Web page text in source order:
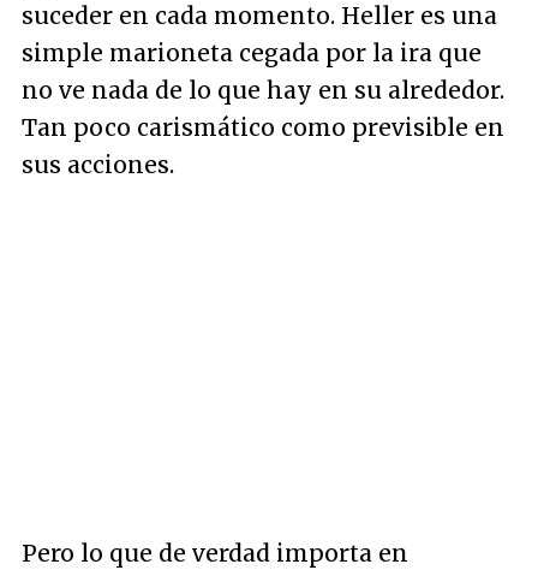
suceder en cada momento. Heller es una
simple marioneta cegada por la ira que
no ve nada de lo que hay en su alrededor.
Tan poco carismático como previsible en
sus acciones.
Pero lo que de verdad importa en